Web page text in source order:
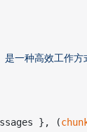
一种高效工作方
}, (